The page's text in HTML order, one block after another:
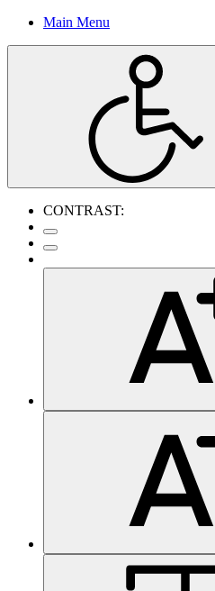
Main Menu
CONTRAST: